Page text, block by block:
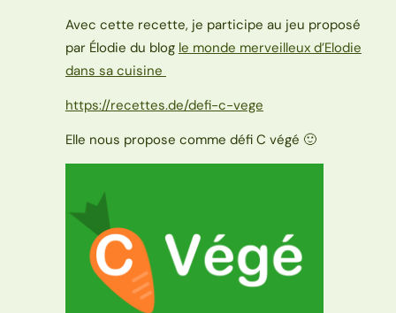
Avec cette recette, je participe au jeu proposé
par Élodie du blog le monde merveilleux d’Elodie
dans sa cuisine
https://recettes.de/defi-c-vege
Elle nous propose comme défi C végé 🙂